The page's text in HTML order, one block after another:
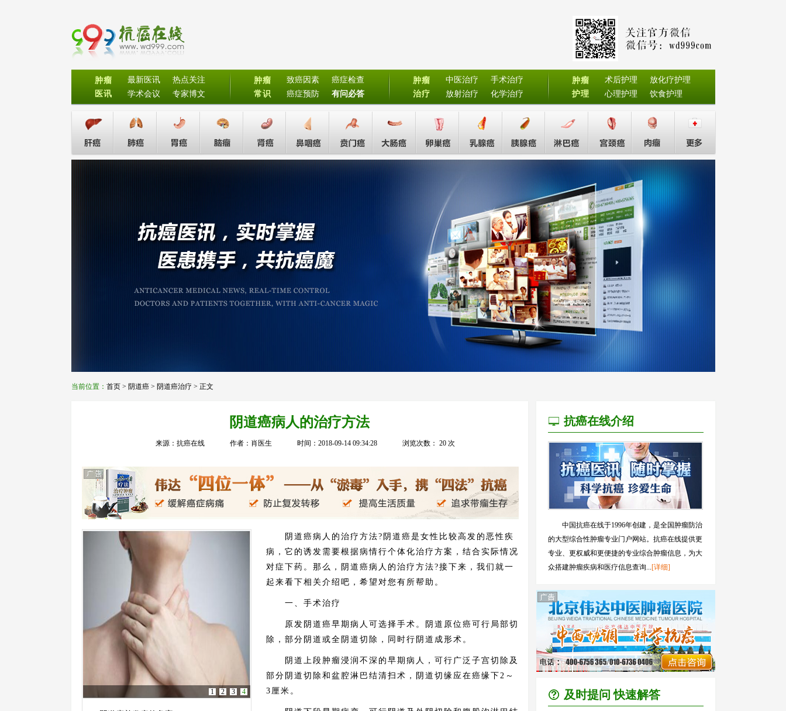
肿瘤
医讯
最新医讯
热点关注
学术会议
专家博文
肿瘤
常识
致癌因素
癌症检查
癌症预防
有问必答
肿瘤
治疗
中医治疗
手术治疗
放射治疗
化学治疗
肿瘤
护理
术后护理
放化疗护理
心理护理
饮食护理
当前位置： 首页> 阴道癌> 阴道癌治疗 > 正文
阴道癌病人的治疗方法
来源：抗癌在线 作者：肖医生 时间：2018-09-14 09:34:28 浏览次数： 20 次
1 2 3 4
阴道癌病人的治疗方法?阴道癌是女性比较高发的恶性疾
病，它的诱发需要根据病情行个体化治疗方案，结合实际情况
对症下药。那么，阴道癌病人的治疗方法?接下来，我们就一
起来看下相关介绍吧，希望对您有所帮助。
一、手术治疗
原发阴道癌早期病人可选择手术。阴道原位癌可行局部切
除，部分阴道或全阴道切除，同时行阴道成形术。
阴道上段肿瘤浸润不深的早期病人，可行广泛子宫切除及
部分阴道切除和盆腔淋巴结清扫术，阴道切缘应在癌缘下2～
3厘米。
抗癌在线介绍
中国抗癌在线于1996年创建，是全国肿瘤防治
的大型综合性肿瘤专业门户网站。抗癌在线提供更
专业、更权威和更便捷的专业综合肿瘤信息，为大
众搭建肿瘤疾病和医疗信息查询...[详细]
及时提问 快速解答